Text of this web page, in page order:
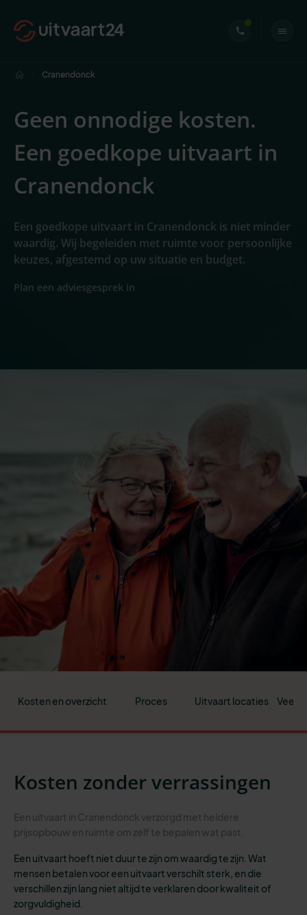
Cranendonck
Geen onnodige kosten.
Een goedkope uitvaart in
Cranendonck
Een goedkope uitvaart in Cranendonck is niet minder
waardig. Wij begeleiden met ruimte voor persoonlijke
keuzes, afgestemd op uw situatie en budget.
Plan een adviesgesprek in
Kosten en overzicht Proces Uitvaart locaties
Kosten zonder verrassingen
Een uitvaart in Cranendonck verzorgd met heldere
prijsopbouw en ruimte om zelf te bepalen wat past.
Een uitvaart hoeft niet duur te zijn om waardig te zijn. Wat
mensen betalen voor een uitvaart verschilt sterk, en die
verschillen zijn lang niet altijd te verklaren door kwaliteit of
zorgvuldigheid.